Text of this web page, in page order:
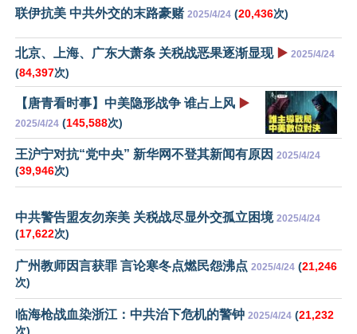
联伊抗美 中共外交的末路豪赌 2025/4/24 (20,436次)
北京、上海、广东大萧条 关税战恶果逐渐显现 ▶️ 2025/4/24
(84,397次)
【唐青看时事】中美隐形战争 谁占上风 ▶️
2025/4/24 (145,588次)
王沪宁对抗“党中央” 新华网不登其新闻有原因 2025/4/24
(39,946次)
中共警告盟友勿亲美 关税战尽显外交孤立困境 2025/4/24
(17,622次)
广州教师因言获罪 言论寒冬点燃民怨沸点 2025/4/24 (21,246
次)
临海枪战血染浙江：中共治下危机的警钟 2025/4/24 (21,232
次)